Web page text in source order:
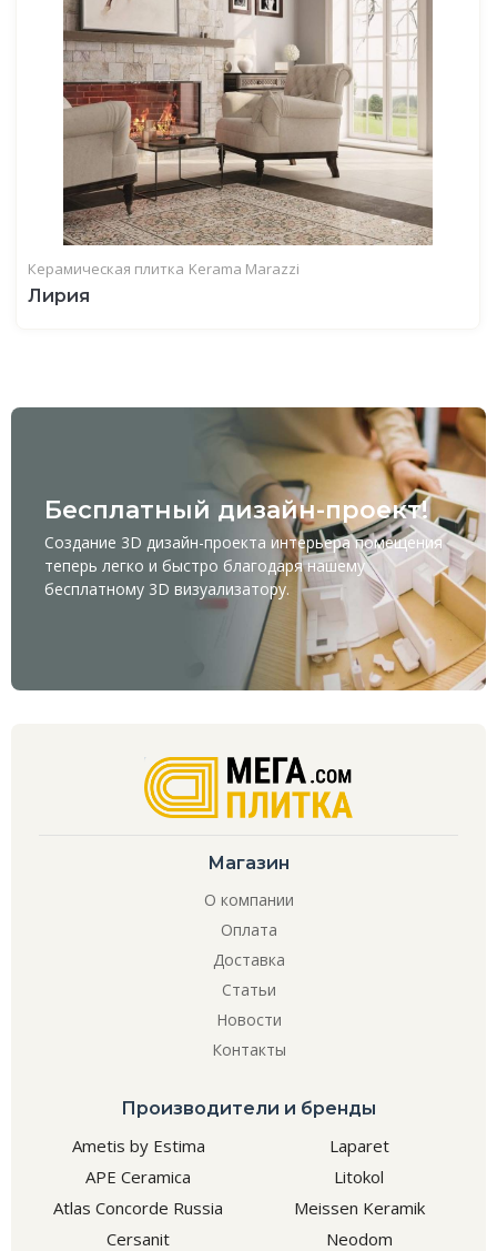
Керамическая плитка Kerama Marazzi
Лирия
Бесплатный дизайн-проект!
Создание 3D дизайн-проекта интерьера помещения
теперь легко и быстро благодаря нашему
бесплатному 3D визуализатору.
Магазин
О компании
Оплата
Доставка
Статьи
Новости
Контакты
Производители и бренды
Ametis by Estima
APE Ceramica
Atlas Concorde Russia
Cersanit
Laparet
Litokol
Meissen Keramik
Neodom